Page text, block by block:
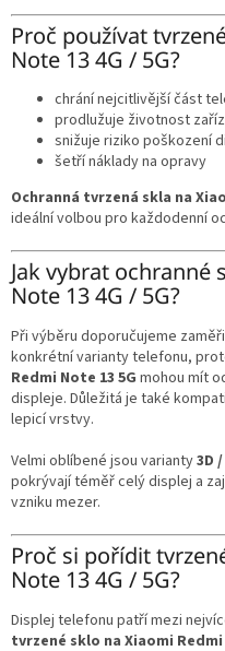
Proč používat
Note 13 4G / 5G?
chrání nejcitlivější část
prodlužuje životnost
snižuje riziko poškození
šetří náklady na opravy
Ochranná tvrzená skla na
ideální volbou pro každodenní
Jak vybrat ochranné
Note 13 4G / 5G?
Při výběru doporučujeme
konkrétní varianty telefonu,
Redmi Note 13 5G mohou mít
displeje. Důležitá je také
lepicí vrstvy.
Velmi oblíbené jsou varianty3D
pokrývají téměř celý displej a
vzniku mezer.
Proč si pořídit
Note 13 4G / 5G?
Displej telefonu patří mezi
tvrzené sklo na Xiaomi Redmi